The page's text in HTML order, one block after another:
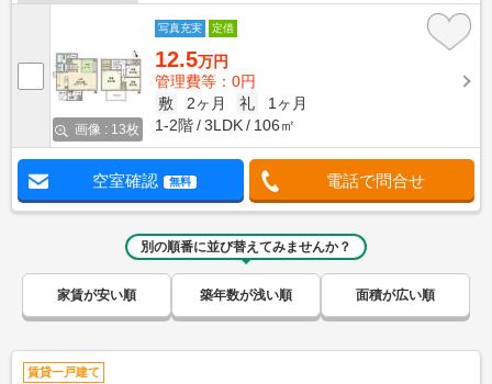
画像 : 13枚
写真充実 定借
12.5万円
管理費等：0円
敷
2ヶ月 礼
1ヶ月
1-2階
3LDK 106㎡
空室確認 無料 電話で問合せ
別の順番に並び替えてみませんか？
家賃が安い順 築年数が浅い順 面積が広い順
賃貸一戸建て